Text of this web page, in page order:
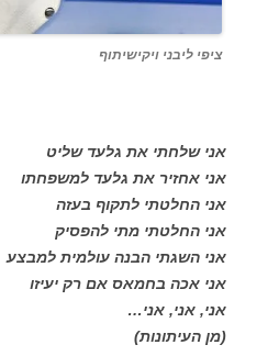
ציפי ליבני ויקישיתוף
אני שלחתי את גלעד שליט
אני אחזיר את גלעד למשפחתו
אני החלטתי לתקוף בעזה
אני החלטתי מתי להפסיק
אני השגתי הבנה עולמית למבצע
אני אכה בחמאס אם רק יעיזו
אני, אני, אני…
(מן העיתונות)